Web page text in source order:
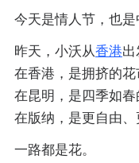
今天是情人节，也是
昨天，小沃从香港
在香港，是拥挤的花
在昆明，是四季如春
在版纳，是更自由、
一路都是花。